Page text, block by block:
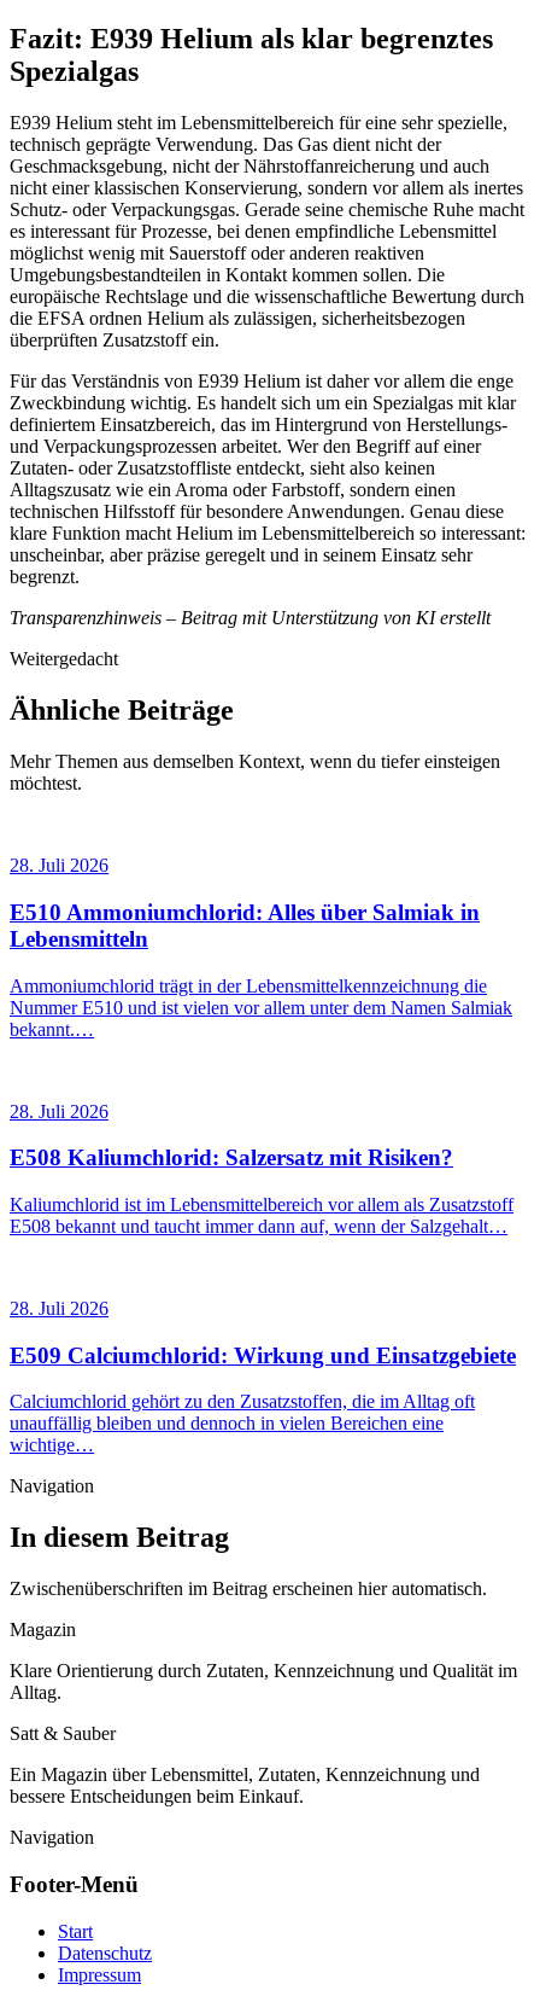
Fazit: E939 Helium als klar begrenztes
Spezialgas
E939 Helium steht im Lebensmittelbereich für eine sehr spezielle,
technisch geprägte Verwendung. Das Gas dient nicht der
Geschmacksgebung, nicht der Nährstoffanreicherung und auch
nicht einer klassischen Konservierung, sondern vor allem als inertes
Schutz- oder Verpackungsgas. Gerade seine chemische Ruhe macht
es interessant für Prozesse, bei denen empfindliche Lebensmittel
möglichst wenig mit Sauerstoff oder anderen reaktiven
Umgebungsbestandteilen in Kontakt kommen sollen. Die
europäische Rechtslage und die wissenschaftliche Bewertung durch
die EFSA ordnen Helium als zulässigen, sicherheitsbezogen
überprüften Zusatzstoff ein.
Für das Verständnis von E939 Helium ist daher vor allem die enge
Zweckbindung wichtig. Es handelt sich um ein Spezialgas mit klar
definiertem Einsatzbereich, das im Hintergrund von Herstellungs-
und Verpackungsprozessen arbeitet. Wer den Begriff auf einer
Zutaten- oder Zusatzstoffliste entdeckt, sieht also keinen
Alltagszusatz wie ein Aroma oder Farbstoff, sondern einen
technischen Hilfsstoff für besondere Anwendungen. Genau diese
klare Funktion macht Helium im Lebensmittelbereich so interessant:
unscheinbar, aber präzise geregelt und in seinem Einsatz sehr
begrenzt.
Transparenzhinweis – Beitrag mit Unterstützung von KI erstellt
Weitergedacht
Ähnliche Beiträge
Mehr Themen aus demselben Kontext, wenn du tiefer einsteigen
möchtest.
28. Juli 2026
E510 Ammoniumchlorid: Alles über Salmiak in
Lebensmitteln
Ammoniumchlorid trägt in der Lebensmittelkennzeichnung die
Nummer E510 und ist vielen vor allem unter dem Namen Salmiak
bekannt.…
28. Juli 2026
E508 Kaliumchlorid: Salzersatz mit Risiken?
Kaliumchlorid ist im Lebensmittelbereich vor allem als Zusatzstoff
E508 bekannt und taucht immer dann auf, wenn der Salzgehalt…
28. Juli 2026
E509 Calciumchlorid: Wirkung und Einsatzgebiete
Calciumchlorid gehört zu den Zusatzstoffen, die im Alltag oft
unauffällig bleiben und dennoch in vielen Bereichen eine
wichtige…
Navigation
In diesem Beitrag
Zwischenüberschriften im Beitrag erscheinen hier automatisch.
Magazin
Klare Orientierung durch Zutaten, Kennzeichnung und Qualität im
Alltag.
Satt & Sauber
Ein Magazin über Lebensmittel, Zutaten, Kennzeichnung und
bessere Entscheidungen beim Einkauf.
Navigation
Footer-Menü
Start
Datenschutz
Impressum